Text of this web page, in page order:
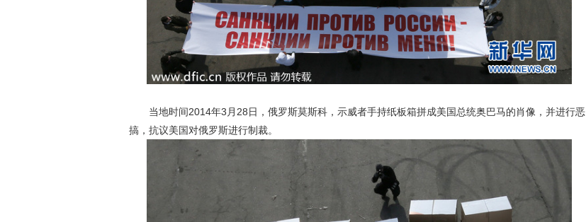
当地时间2014年3月28日，俄罗斯莫斯科，示威者手持纸板箱拼成美国总统奥巴马的肖像，并进行恶
搞，抗议美国对俄罗斯进行制裁。